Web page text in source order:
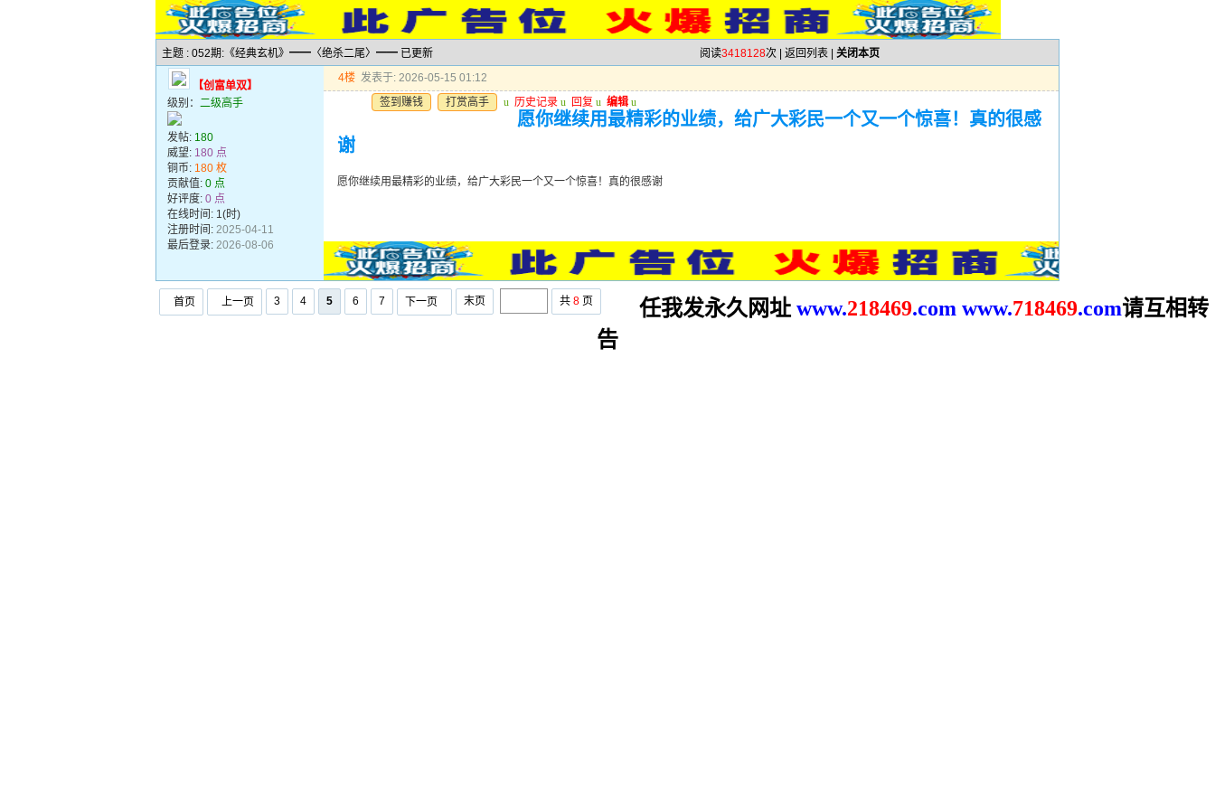
主题 : 052期:《经典玄机》━━〈绝杀二尾〉━━ 已更新 阅读3418128次 | 返回列表 关闭本页
【创富单双】
级别： 二级高手
发帖: 180
威望: 180 点
铜币: 180 枚
贡献值: 0 点
好评度: 0 点
在线时间: 1(时)
注册时间: 2025-04-11
最后登录: 2026-08-06
4楼 发表于: 2026-05-15 01:12
签到赚钱
打赏高手 u 历史记录 u 回复 u 编辑 u
愿你继续用最精彩的业绩，给广大彩民一个又一个惊喜！真的很感
谢
愿你继续用最精彩的业绩，给广大彩民一个又一个惊喜！真的很感谢
首页 上一页 3 4 5 6 7 下一页 末页 共 8 页 任我发永久网址 www.218469.com www.718469.com请互相转
告